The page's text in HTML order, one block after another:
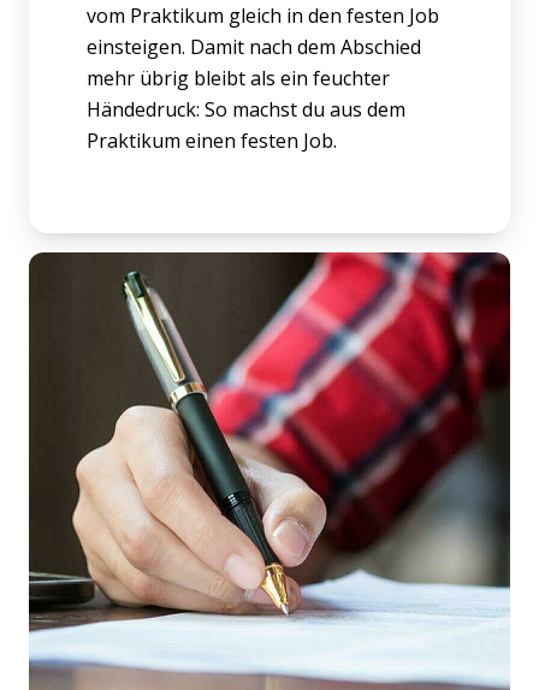
vom Praktikum gleich in den festen Job
einsteigen. Damit nach dem Abschied
mehr übrig bleibt als ein feuchter
Händedruck: So machst du aus dem
Praktikum einen festen Job.